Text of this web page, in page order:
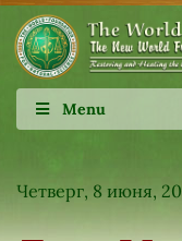
Menu
Четверг, 8 июня,